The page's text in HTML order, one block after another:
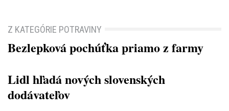
Z KATEGÓRIE POTRAVINY
Bezlepková pochúťka priamo z farmy
Lidl hľadá nových slovenských
dodávateľov